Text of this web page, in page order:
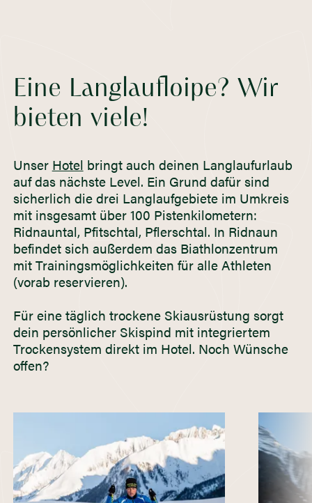
Eine Langlaufloipe? Wir
bieten viele!
Unser Hotel bringt auch deinen Langlaufurlaub
auf das nächste Level. Ein Grund dafür sind
sicherlich die drei Langlaufgebiete im Umkreis
mit insgesamt über 100 Pistenkilometern:
Ridnauntal, Pfitschtal, Pflerschtal. In Ridnaun
befindet sich außerdem das Biathlonzentrum
mit Trainingsmöglichkeiten für alle Athleten
(vorab reservieren).
Für eine täglich trockene Skiausrüstung sorgt
dein persönlicher Skispind mit integriertem
Trockensystem direkt im Hotel. Noch Wünsche
offen?